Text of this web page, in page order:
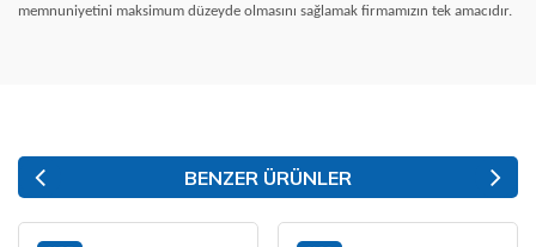
memnuniyetini maksimum düzeyde olmasını sağlamak firmamızın tek amacıdır.
BENZER ÜRÜNLER